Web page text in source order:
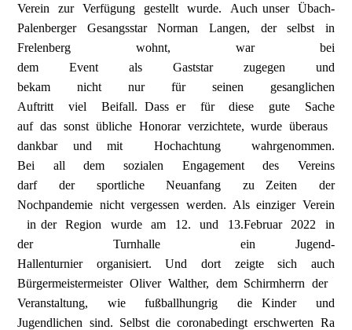
Verein zur Verfügung gestellt wurde. Auch unser Übach-
Palenberger Gesangsstar Norman Langen, der selbst in
Frelenberg wohnt, war bei
dem Event als Gaststar zugegen und
bekam nicht nur für seinen gesanglichen
Auftritt viel Beifall. Dass er für diese gute Sache
auf das sonst übliche Honorar verzichtete, wurde überaus
dankbar und mit Hochachtung wahrgenommen.
Bei all dem sozialen Engagement des Vereins
darf der sportliche Neuanfang zu Zeiten der
Nochpandemie nicht vergessen werden. Als einziger Verein
in der Region wurde am 12. und 13.Februar 2022 in
der Turnhalle ein Jugend-
Hallenturnier organisiert. Und dort zeigte sich auch
Bürgermeistermeister Oliver Walther, dem Schirmherrn der
Veranstaltung, wie fußballhungrig die Kinder und
Jugendlichen sind. Selbst die coronabedingt erschwerten Ra